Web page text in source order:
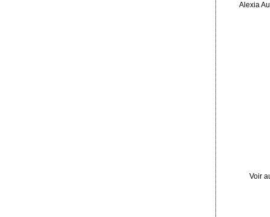
Alexia
Voir